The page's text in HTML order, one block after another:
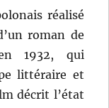
réalisé
roman de
1932, qui
littéraire et
décrit l’état